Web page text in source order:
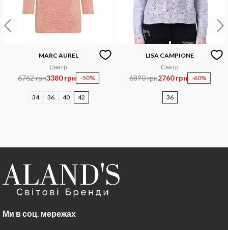
MARC AUREL
Светр
6762 грн3380 грн -50%
34 36 40 42
LISA CAMPIONE
Светр
6890 грн2760 грн -60%
36
Ми в соц. мережах